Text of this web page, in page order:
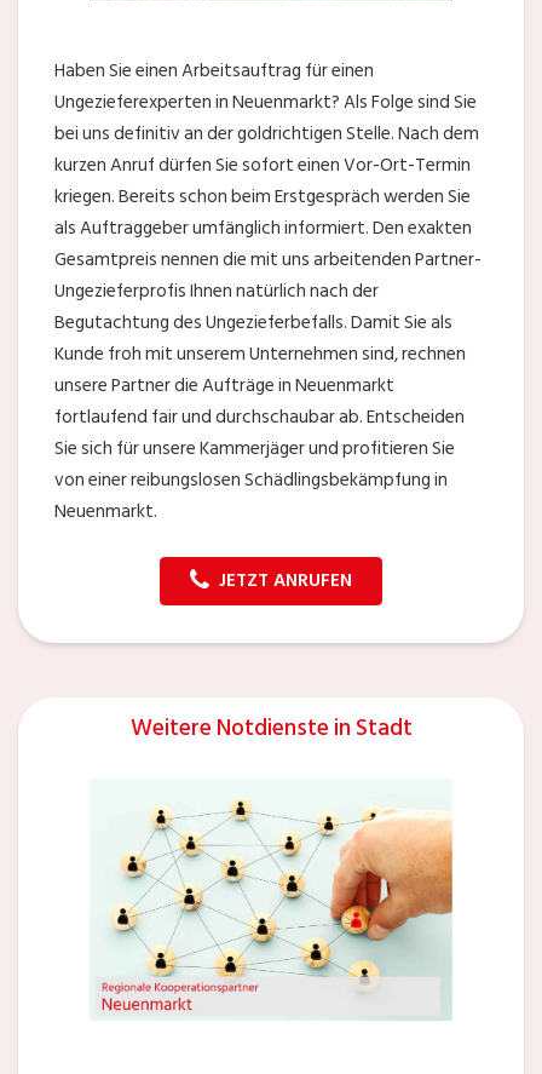
Haben Sie einen Arbeitsauftrag für einen
Ungezieferexperten in Neuenmarkt? Als Folge sind Sie
bei uns definitiv an der goldrichtigen Stelle. Nach dem
kurzen Anruf dürfen Sie sofort einen Vor-Ort-Termin
kriegen. Bereits schon beim Erstgespräch werden Sie
als Auftraggeber umfänglich informiert. Den exakten
Gesamtpreis nennen die mit uns arbeitenden Partner-
Ungezieferprofis Ihnen natürlich nach der
Begutachtung des Ungezieferbefalls. Damit Sie als
Kunde froh mit unserem Unternehmen sind, rechnen
unsere Partner die Aufträge in Neuenmarkt
fortlaufend fair und durchschaubar ab. Entscheiden
Sie sich für unsere Kammerjäger und profitieren Sie
von einer reibungslosen Schädlingsbekämpfung in
Neuenmarkt.
JETZT ANRUFEN
Weitere Notdienste in Stadt